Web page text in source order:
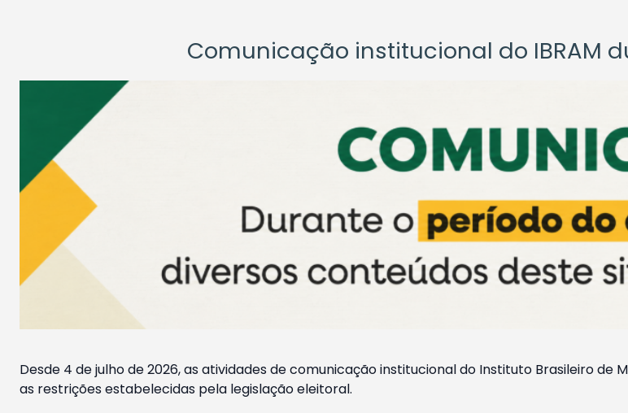
Comunicação institucional do IBRAM
Desde 4 de julho de 2026, as atividades de comunicação institucional do Instituto Brasileiro de
as restrições estabelecidas pela legislação eleitoral.